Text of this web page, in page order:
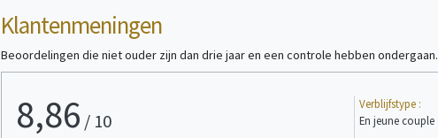
Klantenmeningen
Beoordelingen die niet ouder zijn dan drie jaar en een controle hebben ondergaan.
8,86 / 10
Verblijfstype :
En jeune couple